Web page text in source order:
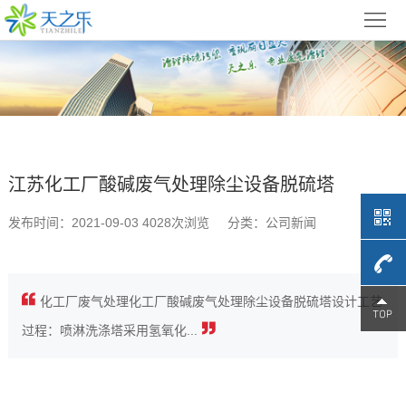
首
页
于
之
乐
废
处
理
苏
光
江
苏
江
江苏化工厂酸碱废气处理除尘设备脱硫塔
发布时间：2021-09-03 4028次浏览 分类：公司新闻
化工厂废气处理化工厂酸碱废气处理除尘设备脱硫塔设计工艺
过程：喷淋洗涤塔采用氢氧化...
4009-